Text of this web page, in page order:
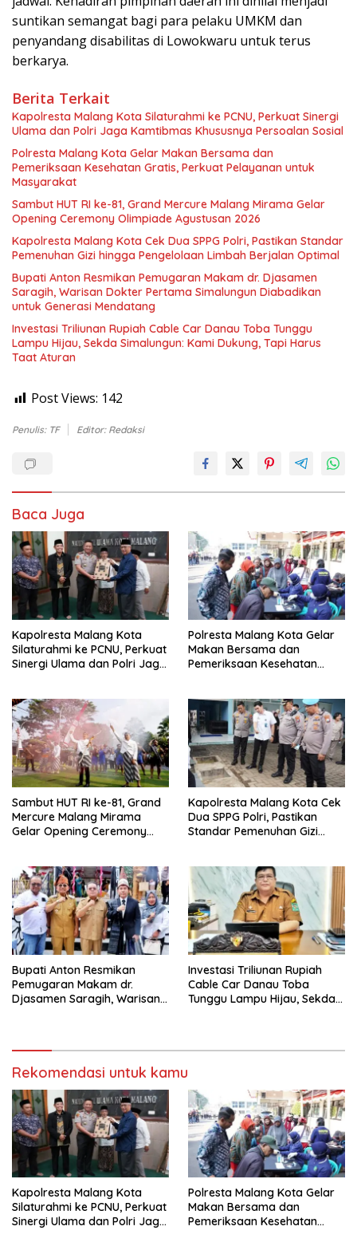
suntikan semangat bagi para pelaku UMKM dan
penyandang disabilitas di Lowokwaru untuk terus
berkarya.
Berita Terkait
Kapolresta Malang Kota Silaturahmi ke PCNU, Perkuat Sinergi
Ulama dan Polri Jaga Kamtibmas Khususnya Persoalan Sosial
Polresta Malang Kota Gelar Makan Bersama dan
Pemeriksaan Kesehatan Gratis, Perkuat Pelayanan untuk
Masyarakat
Sambut HUT RI ke-81, Grand Mercure Malang Mirama Gelar
Opening Ceremony Olimpiade Agustusan 2026
Kapolresta Malang Kota Cek Dua SPPG Polri, Pastikan Standar
Pemenuhan Gizi hingga Pengelolaan Limbah Berjalan Optimal
Bupati Anton Resmikan Pemugaran Makam dr. Djasamen
Saragih, Warisan Dokter Pertama Simalungun Diabadikan
untuk Generasi Mendatang
Investasi Triliunan Rupiah Cable Car Danau Toba Tunggu
Lampu Hijau, Sekda Simalungun: Kami Dukung, Tapi Harus
Taat Aturan
Post Views: 142
Penulis: TF Editor: Redaksi
Baca Juga
Kapolresta Malang Kota
Silaturahmi ke PCNU, Perkuat
Sinergi Ulama dan Polri Jaga
Polresta Malang Kota Gelar
Makan Bersama dan
Pemeriksaan Kesehatan
Sambut HUT RI ke-81, Grand
Mercure Malang Mirama
Gelar Opening Ceremony
Kapolresta Malang Kota Cek
Dua SPPG Polri, Pastikan
Standar Pemenuhan Gizi
Bupati Anton Resmikan
Pemugaran Makam dr.
Djasamen Saragih, Warisan
Investasi Triliunan Rupiah
Cable Car Danau Toba
Tunggu Lampu Hijau, Sekda
Rekomendasi untuk kamu
Kapolresta Malang Kota
Silaturahmi ke PCNU, Perkuat
Sinergi Ulama dan Polri Jaga
Polresta Malang Kota Gelar
Makan Bersama dan
Pemeriksaan Kesehatan